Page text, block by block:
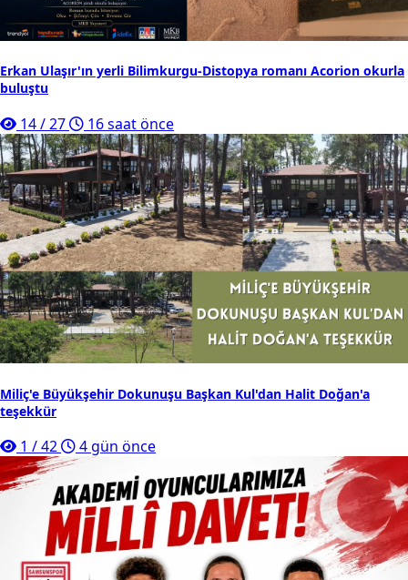
Erkan Ulaşır'ın yerli Bilimkurgu-Distopya romanı Acorion okurla
buluştu
14/27 16 saat önce
Miliç'e Büyükşehir Dokunuşu Başkan Kul'dan Halit Doğan'a
teşekkür
1 /42 4 gün önce